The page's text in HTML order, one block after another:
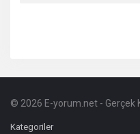
Footer
Hakkında
© 2026 E-yorum.net - Gerçek
Kategoriler